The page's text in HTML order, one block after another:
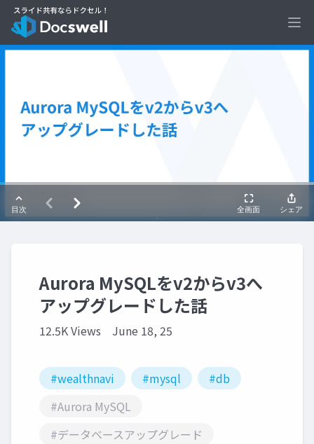
Aurora MySQLをv2からv3へ
アップグレードした話
12.5K Views June 18, 25
#wealthnavi #mysql
#db
#Aurora MySQL
#データベースアップグレード